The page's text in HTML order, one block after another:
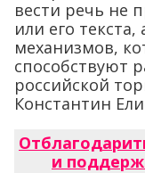
вести речь не
или его
механизмов,
способствуют
российской
Константин
и